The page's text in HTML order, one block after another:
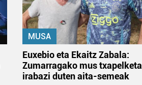
MUSA
Euxebio eta Ekaitz Zabala:
Zumarragako mus txapelketa
irabazi duten aita-semeak